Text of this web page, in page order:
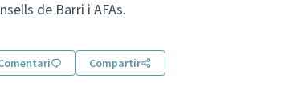
de Barri i AFAs.
Compartir